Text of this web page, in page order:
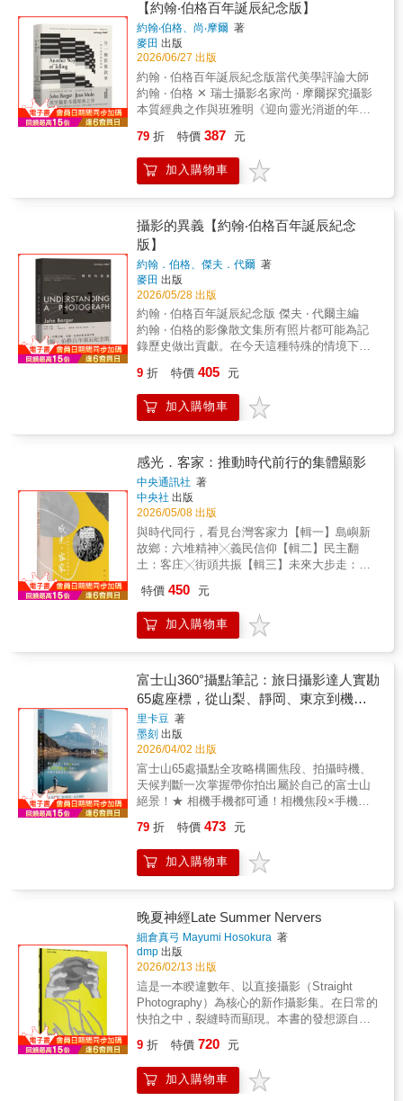
來，不藉由取景方式誤導，或利用暗房裡的小
撇步。這些把戲在明眼人面前無所遁形。 ●相
機對我們而言是一項工具，而不是一個可愛的
機械玩具。只要能夠讓人舒服輕鬆地操作，達
到我們想做的事就已經足夠。 ●相機的持握、
光圈、快門等等都必須變成反射動作，就像人
們開車換檔變速一樣，所有的操作，即使是最
複雜的部份，都不值得大驚小怪。 ●某些人對
像清晰度的偏好，總是逗得我很樂；這是一種
對於精雕細琢的熱情，還是他們希望藉由逼真
的錯覺好能更緊抓住現實一些？不管怎樣，這
的人嘗試用藝術的朦朧感來包裝自己的軼聞故
事。 &
背後不為人知的酸甜苦辣、冷暖人情，極富可
讀性。 3.全書收錄許多難得的精采空拍照片，
增加本書的收藏價值。
群之間若即若離的距離。神在場，但人同樣在
場；信仰不是抽象的，而是被實踐、被重複、
被生活承載的。作者以「進入」作為觀看的路
徑——從廟門、前殿，到中庭與後殿，再走向
街道，讓讀者如同親身走過一座廟宇。影像的
編排，既是空間的移動，也是情感的推進，讓
神聖與日常彼此滲透。在這些畫面之中，我們
看到的不是單一的宗教敘事，而是台灣文化中
待、依附、安放，以及在動盪世界中尋找一種
安定的方式。這是一位「膽大心細」的醫者之
眼——他敢走入人群、貼近信仰的現場；也能
是，攝影不只是記錄，而成為一種理解：理解
人如何面對不可知，也理解自己如何與世界相
處。《宮廟有神，也有人》不只是一本攝影
集，更是一段關於觀看、信仰與人的長時間對
話。
【約翰‧伯格百年誕辰紀念版】
約翰‧伯格、尚‧摩爾 著
麥田 出版
2026/06/27 出版
約翰 ‧ 伯格百年誕辰紀念版當代美學評論大師
約翰 ‧ 伯格 ✕ 瑞士攝影名家尚 ‧ 摩爾探究攝影
本質經典之作與班雅明《迎向靈光消逝的年
當代影像思考鉅著▌攝影家張照堂──鄭重推薦
取理論為架構、擷影像為觸媒，延續華特 ‧ 班
雅明、羅蘭 ‧ 巴特、蘇珊 ‧ 桑塔格的影像思考傳
言？什麼是照片？照片意謂什麼？影像如何生
成，又如何使用、詮釋？影像與文字間有何關
聯？圖說是理解之必要，還是對想像力的扼
殺？為何不含文字說明的照片，猶能令人感動
莫名？我們能否捨棄文字，純然以影像思考、
敘事？ 全書以文佐圖，為攝影提出另一種
獨特的敘事法則：尚．摩爾以自身拍攝經驗，
書寫其身為攝影家之反思。一張照片，便是一
處「相遇之所」，身在其中的攝影者、被攝
者、觀看者，環環相扣。這般循環往復的連結
特攝影敘事取徑。約翰．伯格接著進一步提出
一則關於攝影的理論，比較攝影與繪畫間的差
異，詳論照片的觀看方式。 接著則是兩人
字說明的照片串接而成，透過連續影像呈現，
訴說一位農婦的生命故事。最終則試圖歸結該
連續生命影像卷軸的終極敘事意義。一連串照
片，其意義不在紀實，不發隻字片語，只有純
然影像：它們訴說生命的故事，誘發記憶與回
想。 攝影敘事之道，由此而生。「非凡無
比，引導性與原創力十足優異。」──文化批評
「在眾聲喧嘩的現今出版品中，這本書獨特、
厚實而靜謐，但不用懷疑它蘊含的火花與光
彩。」──攝影家 張照堂 「本書可以是一位
文字說明，僅用影像訴說故事的大膽實驗；以
及一本向山區勞動者的堅毅果敢反覆致意的著
作。」──譯者 張世倫★約翰 ‧ 伯格百年誕辰紀
念－新書預告★約翰 ‧ 伯格 ✕ 蘇珊 ‧ 桑塔
格 一張圓桌，兩張椅子，三段對話敘事 ‧ 書信 ‧
攝影，見證兩位大師相互輝映的思想對談經典
延續 敬請期待
79 折 特價 387 元
加入購物車
攝影的異義【約翰‧伯格百年誕辰紀念
版】
約翰．伯格、傑夫．代爾 著
麥田 出版
2026/05/28 出版
約翰 ‧ 伯格百年誕辰紀念版 傑夫 ‧ 代爾主編
約翰 ‧ 伯格的影像散文集所有照片都可能為記
錄歷史做出貢獻。在今天這種特殊的情境下，
宰制。 面對這張照片，我們要不是不予理
會，就是得靠我們自己去把它的意義填滿。這
張影像就和所有無法用言語表達的影像一樣，
未帶著策展人或攝影史家的權威，而是以藝術
評論者、作家的身分趨近。他的攝影書寫往往
集中在受攝者的體驗，以及照片為他們描畫出
來的人生──在伯格的著作裡，照片從來不是文
本的插圖，文本也非影像的延伸圖說。 本
書為獲獎作家傑夫 ‧ 代爾自約翰 ‧ 伯格近半世紀
的寫作歷程裡，精煉出二十四篇影像散文，按
年代順序選編而成。在這些文章中，伯格是個
別照片的批評者和閱讀者，以其獨樹一格的關
故事，向每一張照片提問。同時，也帶領讀者
看見影像產生瞬間的歷史與社會脈絡，發掘那
些需要關懷、思考的議題。 伯格書寫的不
只是照片的意義，也說出了異義。伯格的批評
文字也與創作某種虛構的真實故事攜手並進。
當伯格悉心檢視照片裡的故事，包括明白揭露
與隱藏其下的故事，並將它們哄誘出來時，說
故事者的天職與懷抱便取代了影像評論家與質
問者的工作。──傑夫 ‧ 代爾，摘自本書〈導
言〉★約翰 ‧ 伯格百年誕辰紀念－新書預告★
約翰 ‧ 伯格 ✕ 蘇珊 ‧ 桑塔格 一張圓桌，兩
張椅子，三段對話敘事 ‧ 書信 ‧ 攝影，見證兩位
9 折 特價 405 元
加入購物車
感光．客家：推動時代前行的集體顯影
中央通訊社 著
中央社 出版
2026/05/08 出版
與時代同行，看見台灣客家力【輯一】島嶼新
故鄉：六堆精神╳義民信仰【輯二】民主翻
土：客庄╳街頭共振【輯三】未來大步走：族
更是台灣民主進程的共同軌跡。以相片沖洗的
「顯影」為喻，呈現客家族群如何從長期被忽
視的「隱形者」，走向公共場域的「現身
張維安／國立陽明交通大學榮譽教授、2025客
家貢獻獎「終身貢獻獎」得主
特價 450 元
加入購物車
富士山360°攝點筆記：旅日攝影達人實勘
65處座標，從山梨、靜岡、東京到機
上，相機手機都能拍出職人級作品
里卡豆 著
墨刻 出版
2026/04/02 出版
富士山65處攝點全攻略構圖焦段、拍攝時機、
天候判斷一次掌握帶你拍出屬於自己的富士山
絕景！★ 相機手機都可通！相機焦段×手機倍
★ 收錄65處實地踏查攝點，搭配地圖座標與
QR Code，一掃即可抵達拍攝位置★ 從山梨、
靜岡到東京灣沿岸，湖畔平地到高空機窗，完
面；從雲霧繚繞的朦朧身影，到湖面倒影、星
空下的靜謐富士──富士山的樣貌，隨著季節、
天氣與時間，不斷變化。想親眼見到「那一瞬
間的富士山」，從來不是偶然。本書由長年拍
攝日本、無數次往返富士山周邊地區的專業攝
影師領路，從行前準備到現場判斷，帶你理解
什麼時候該等待、什麼條件最值得按下快門，
一步步走進屬於你自己的富士山攝影旅程。實
用技法完整收錄◆專業攝影器材與鏡頭焦段選
測工具解析◆輕裝出發也能拍！手機攝影構圖
與實戰技巧行前規劃全指南◆自駕路線與拍攝
79 折 特價 473 元
加入購物車
晚夏神經Late Summer Nervers
細倉真弓 Mayumi Hosokura 著
dmp 出版
2026/02/13 出版
這是一本睽違數年、以直接攝影（Straight
Photography）為核心的新作攝影集。在日常的
快拍之中，裂縫時而顯現。本書的發想源自
在日本新興攝影進入首次全盛期的1930年代初
發表，影像風格前衛實驗，作?日本攝影史上極
為重要的攝影集之一。而在距離「攝影之夏」
9 折 特價 720 元
加入購物車